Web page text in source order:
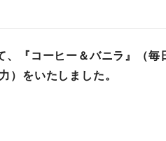
、『コーヒー＆バニラ』（毎
）をいたしました。